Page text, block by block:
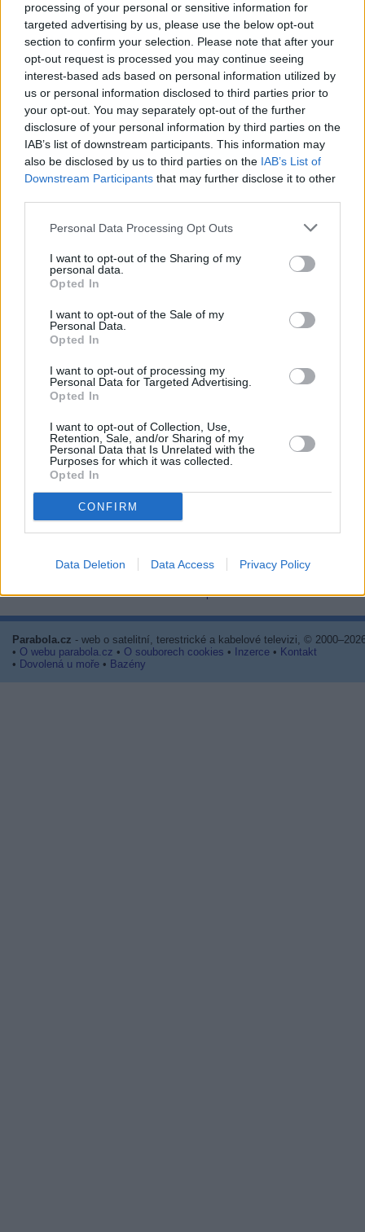
processing of your personal or sensitive information for
targeted advertising by us, please use the below opt-out
section to confirm your selection. Please note that after your
opt-out request is processed you may continue seeing
interest-based ads based on personal information utilized by
us or personal information disclosed to third parties prior to
your opt-out. You may separately opt-out of the further
disclosure of your personal information by third parties on the
IAB’s list of downstream participants. This information may
also be disclosed by us to third parties on the IAB’s List of
Downstream Participants that may further disclose it to other
Personal Data Processing Opt Outs
I want to opt-out of the Sharing of my
personal data.
Opted In
I want to opt-out of the Sale of my
Personal Data.
Opted In
I want to opt-out of processing my
Personal Data for Targeted Advertising.
Opted In
I want to opt-out of Collection, Use,
Retention, Sale, and/or Sharing of my
Personal Data that Is Unrelated with the
Purposes for which it was collected.
Opted In
CONFIRM
Data Deletion Data Access Privacy Policy
RE: T-mobile - úplný konec
kecy v kleci. Sám jsem důchodce 68
jednodušší jak satelit.A jinak většině
ani satelit. Většině stačí pozemák.
mě jsem rád, že jsem se satu zbavil.
spokojenější než ze satem.
29.10.2025, 20:08.24
@MMorous
Ale to chapem, v pohode. Len
Disney+, Prime Video, SkyShowtime, Apple
a ty s dětmi prakticky všechny.
oblastech velké společnosti
TV nemá. Tak teď jen doufám, že to
moc brzy nezabalí, jak nedávno
RE: T-mobile - úplný konec
Můj dědeček zase odmítal sednout do
INFO:
229
Zpět na předchozí stránku
Zpět na hlavní stránku diskusního
Parabola.cz - web o satelitní, terestrické a kabelové televizi, ©
• O webu parabola.cz • O souborech cookies • Inzerce • Kontakt
• Dovolená u moře • Bazény